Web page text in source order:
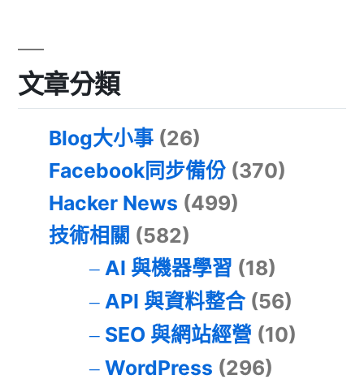
文章分類
Blog大小事 (26)
Facebook同步備份 (370)
Hacker News (499)
技術相關 (582)
AI 與機器學習 (18)
API 與資料整合(56)
SEO 與網站經營 (10)
WordPress (296)